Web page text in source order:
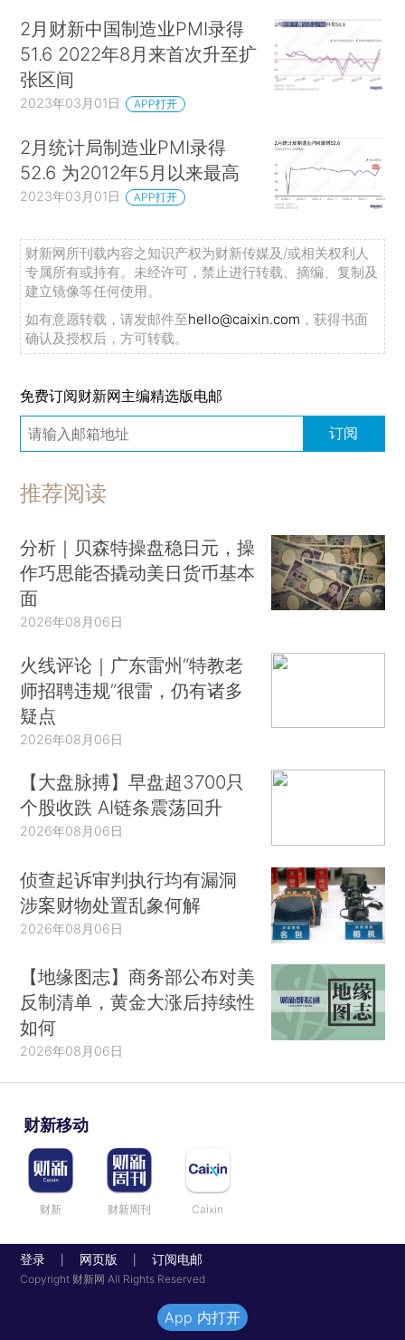
2月财新中国制造业PMI录得
51.6 2022年8月来首次升至扩
张区间
2023年03月01日 APP打开
2月统计局制造业PMI录得
52.6 为2012年5月以来最高
2023年03月01日 APP打开
财新网所刊载内容之知识产权为财新传媒及/或相关权利人
专属所有或持有。未经许可，禁止进行转载、摘编、复制及
建立镜像等任何使用。
如有意愿转载，请发邮件至hello@caixin.com ，获得书面
确认及授权后，方可转载。
免费订阅财新网主编精选版电邮
订阅
推荐阅读
分析｜贝森特操盘稳日元，操
作巧思能否撬动美日货币基本
面
2026年08月06日
火线评论｜广东雷州“特教老
师招聘违规”很雷，仍有诸多
疑点
2026年08月06日
【大盘脉搏】早盘超3700只
个股收跌 AI链条震荡回升
2026年08月06日
侦查起诉审判执行均有漏洞
涉案财物处置乱象何解
2026年08月06日
【地缘图志】商务部公布对美
反制清单，黄金大涨后持续性
如何
2026年08月06日
财新移动
财新 财新周刊 Caixin
登录 网页版 订阅电邮
Copyright 财新网 All Rights Reserved
App 内打开